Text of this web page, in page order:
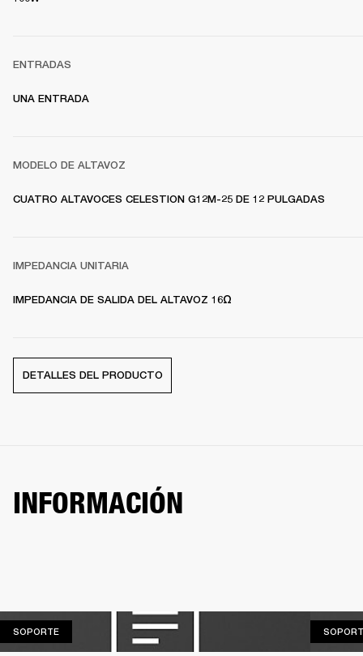
ENTRADAS
UNA ENTRADA
MODELO DE ALTAVOZ
CUATRO ALTAVOCES CELESTION G12M-25 DE 12 PULGADAS
IMPEDANCIA UNITARIA
IMPEDANCIA DE SALIDA DEL ALTAVOZ 16Ω
DETALLES DEL PRODUCTO
INFORMACIÓN
SOPORTESOPORTE